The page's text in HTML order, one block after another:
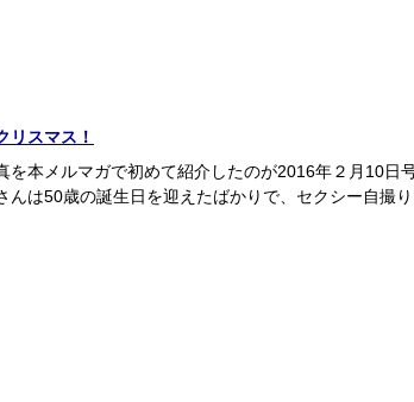
リスマス！
を本メルマガで初めて紹介したのが2016年２月10日
んは50歳の誕生日を迎えたばかりで、セクシー自撮